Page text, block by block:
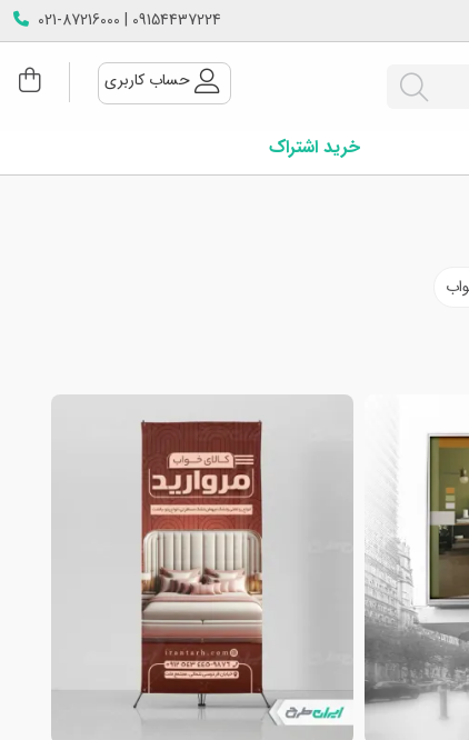
09154437224 | 021-87216000
حساب کاربری
خرید اشتراک